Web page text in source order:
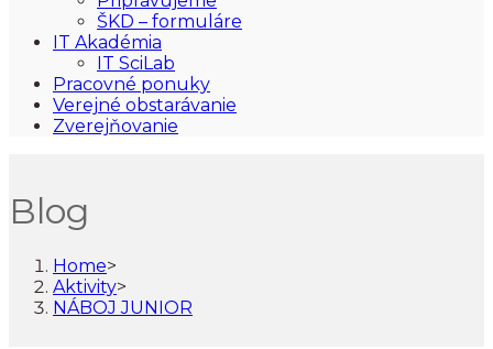
ŠKD – formuláre
IT Akadémia
IT SciLab
Pracovné ponuky
Verejné obstarávanie
Zverejňovanie
Blog
Home>
Aktivity>
NÁBOJ JUNIOR